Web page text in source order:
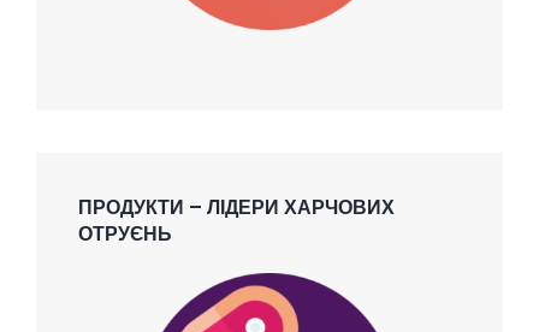
ПРОДУКТИ – ЛІДЕРИ ХАРЧОВИХ
ОТРУЄНЬ